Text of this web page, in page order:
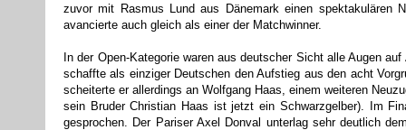
zuvor mit Rasmus Lund aus Dänemark einen spektakulären
avancierte auch gleich als einer der Matchwinner.
In der Open-Kategorie waren aus deutscher Sicht alle Augen
schaffte als einziger Deutschen den Aufstieg aus den acht
scheiterte er allerdings an Wolfgang Haas, einem weiteren
sein Bruder Christian Haas ist jetzt ein Schwarzgelber). Im
gesprochen. Der Pariser Axel Donval unterlag sehr deutlich